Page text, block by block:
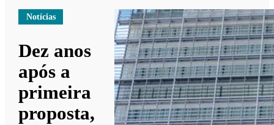
Notícias
Dez anos
após a
primeira
proposta,